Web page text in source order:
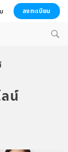
ลงทะเบียน
น์